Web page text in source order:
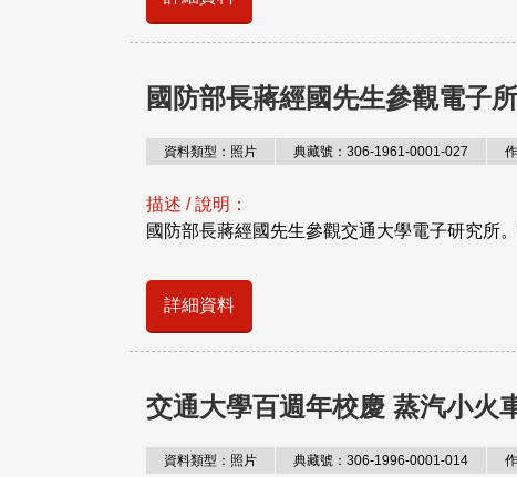
國防部長蔣經國先生參觀電子所
資料類型：照片 典藏號：306-1961-0001-027
描述 / 說明：
國防部長蔣經國先生參觀交通大學電子研究所
詳細資料
交通大學百週年校慶 蒸汽小火
資料類型：照片 典藏號：306-1996-0001-014